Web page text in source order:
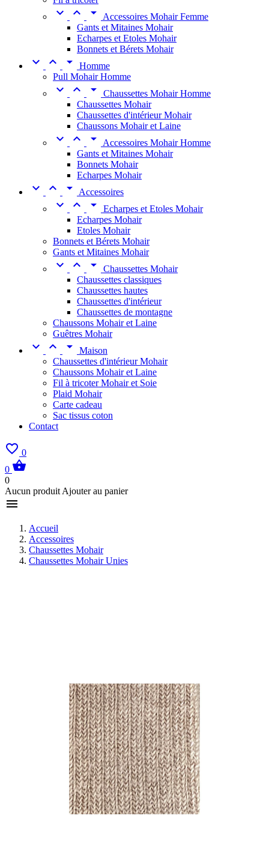
  
Accessoires Mohair Femme
Gants et Mitaines Mohair
Echarpes et Etoles Mohair
Bonnets et Bérets Mohair
  
Homme
Pull Mohair Homme
  
Chaussettes Mohair Homme
Chaussettes Mohair
Chaussettes d'intérieur Mohair
Chaussons Mohair et Laine
  
Accessoires Mohair Homme
Gants et Mitaines Mohair
Bonnets Mohair
Echarpes Mohair
   Accessoires
  
Echarpes et Etoles Mohair
Echarpes Mohair
Etoles Mohair
Bonnets et Bérets Mohair
Gants et Mitaines Mohair
  
Chaussettes Mohair
Chaussettes classiques
Chaussettes hautes
Chaussettes d'intérieur
Chaussettes de montagne
Chaussons Mohair et Laine
Guêtres Mohair
  
Maison
Chaussettes d'intérieur Mohair
Chaussons Mohair et Laine
Fil à tricoter Mohair et Soie
Plaid Mohair
Carte cadeau
Sac tissus coton
Contact
 0
0 
0
Aucun produit Ajouter au panier

Accueil
Accessoires
Chaussettes Mohair
Chaussettes Mohair Unies